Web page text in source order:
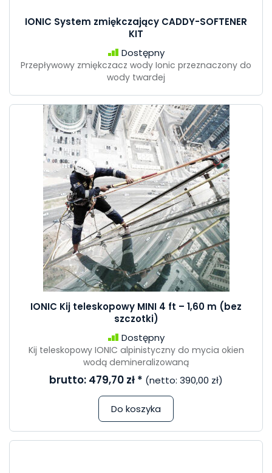
IONIC System zmiękczający CADDY-SOFTENER
KIT
Dostępny
Przepływowy zmiękczacz wody Ionic przeznaczony do
wody twardej
IONIC Kij teleskopowy MINI 4 ft – 1,60 m (bez
szczotki)
Dostępny
Kij teleskopowy IONIC alpinistyczny do mycia okien
wodą demineralizowaną
brutto: 479,70 zł * (netto: 390,00 zł)
Do koszyka